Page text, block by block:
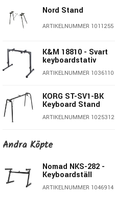
Nord Stand
ARTIKELNUMMER 1011255
K&M 18810 - Svart
keyboardstativ
ARTIKELNUMMER 1036110
KORG ST-SV1-BK
Keyboard Stand
ARTIKELNUMMER 1025312
K&M 18950 -
Keyboardstativ
ARTIKELNUMMER 1000867
Hercules KS410B - Z-
stativ för 2st
Andra Köpte
Nomad NKS-282 -
Keyboardställ
ARTIKELNUMMER 1046914